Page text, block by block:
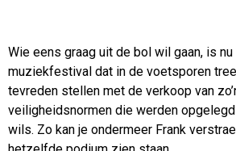
Wie eens graag uit de bol wil gaan, is
muziekfestival dat in de voetsporen
tevreden stellen met de verkoop van
veiligheidsnormen die werden
wils. Zo kan je ondermeer Frank